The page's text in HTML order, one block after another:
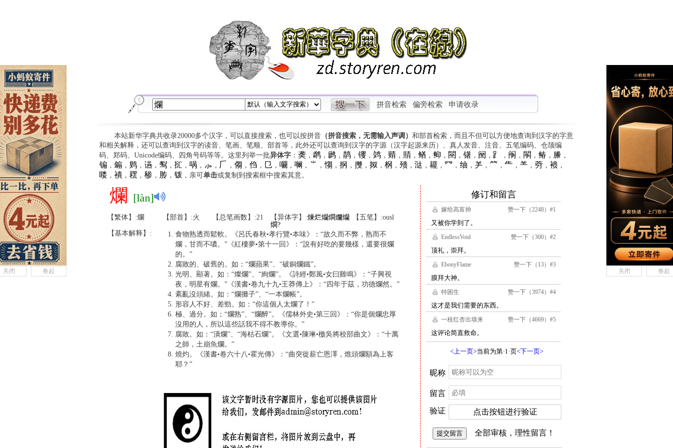
拼音检索 偏旁检索 申请收录
本站新华字典共收录20000多个汉字，可以直接搜索，也可以按拼音（拼音搜索，无需输入声调） 和部首检索，而且不但可以方便地查询到汉字的字意
和相关解释，还可以查询到汉字的读音、笔画、笔顺、部首等，此外还可以查询到汉字的字源（汉字起源来历）、真人发音、注音、五笔编码、仓颉编
码、郑码、Unicode编码、四角号码等等。这里列举一批异体字： 䶮 ， 䴙， 䴘， 䴖， 䦆， 䴔， 䞍， 䝼， 䲡 ， 䲟 ， 䦟 ， 䦃， 䦷 ， ⻊ ， 䦶 ， 䦛 ， 䲠 ， 䲢 ，
䦂 ， 䥇 ， 䴗， 䜩， 䴕， 㧟 ， 㖞 ， ⺗ ， 𠂆 ， 㑳 ， 㑇 ， 㔾 ， 㘚 ， 㘎 ， ⺌ ， 㥮 ， 㧏 ， 㩳， 㧐 ， 㭎 ， 㱮， 㳠 ， 䎱 ， ⺳ ， 䌷 ， ⺶， ⺮ ， ⺧， ⺷， 䓖， 䙌，
䁖， 䙡， 䎬 ， 䅟， 䏝， 䥽，亲可单击或复制到搜索框中搜索其意。
爛 [làn]
【繁体】:爛 【部首】:火 【总笔画数】:21 【异体字】:煉烂爤燗爛爤
燗?
【五笔】:ousl
【基本解释】:
食物熟透而鬆軟。《呂氏春秋•孝行覽•本味》：“故久而不弊，熟而不
爛，甘而不噥。”《紅樓夢•第十一回》：“說有好吃的要幾樣，還要很爛
的。”
腐敗的、破舊的。如：“爛蘋果”、“破銅爛鐵”。
光明、顯著。如：“燦爛”、“絢爛”。《詩經•鄭風•女曰雞鳴》：“子興視
夜，明星有爛。”《漢書•卷九十九•王莽傳上》：“四年于茲，功德爛然。”
紊亂沒頭緒。如：“爛攤子”、“一本爛帳”。
形容人不好、差勁。如：“你這個人太爛了！”
極、過分。如；“爛熟”、“爛醉”。《儒林外史•第三回》：“你是個爛忠厚
沒用的人，所以這些話我不得不教導你。”
腐敗。如：“潰爛”、“海枯石爛”。《文選•陳琳•檄吳將校部曲文》：“十萬
之師，土崩魚爛。”
燒灼。《漢書•卷六十八•霍光傳》：“曲突徙薪亡恩澤，燋頭爛額為上客
耶？”
关闭 卷起 关闭 卷起